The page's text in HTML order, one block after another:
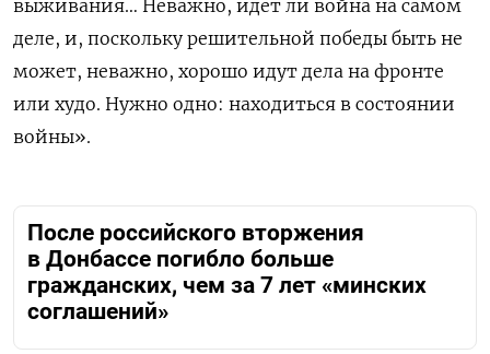
выживания… Неважно, идет ли война на самом
деле, и, поскольку решительной победы быть не
может, неважно, хорошо идут дела на фронте
или худо. Нужно одно: находиться в состоянии
войны».
После российского вторжения
в Донбассе погибло больше
гражданских, чем за 7 лет «минских
соглашений»